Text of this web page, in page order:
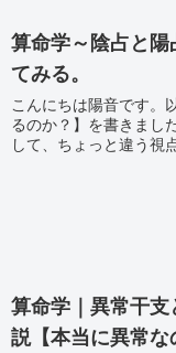
算命学～陰占と
てみる。
こんにちは陽音です。
るのか？】を書きまし
して、ちょっと違う視
算命学｜異常干
説【本当に異常な